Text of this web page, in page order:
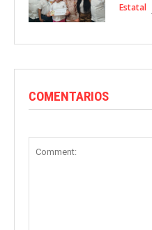
Estatal
COMENTARIOS